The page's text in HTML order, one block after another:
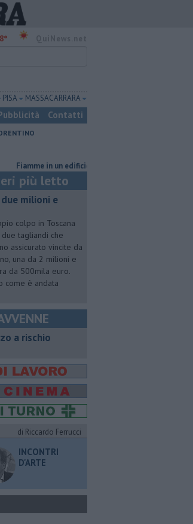
PISA MASSA CARRARA
Contatti
in un edificio industriale
più letto
milioni e
colpo in Toscana
due tagliandi che
assicurato vincite da
una da 2 milioni e
da 500mila euro.
come è andata
a rischio
di Riccardo Ferrucci
INCONTRI
D'ARTE